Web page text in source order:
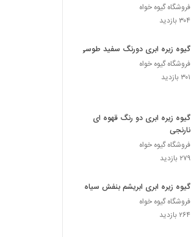
فروشگاه گیوه خواه
۳۰۴ بازدید
گیوه زیره ابری دورنگ سفید طوسی
فروشگاه گیوه خواه
۳۰۱ بازدید
گیوه زیره ابری دو رنگ قهوه ای
نارنجی
فروشگاه گیوه خواه
۲۷۹ بازدید
گیوه زیره ابری ابریشم بنفش سیاه
فروشگاه گیوه خواه
۲۶۴ بازدید